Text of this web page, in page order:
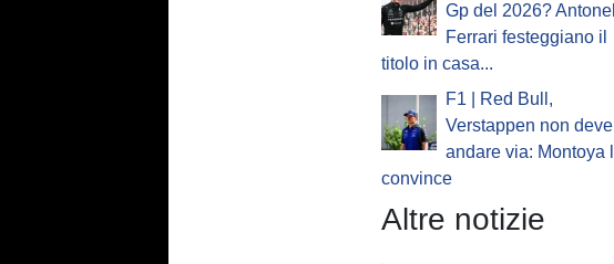
Gp del 2026?
Ferrari festeggiano il
titolo in casa...
F1 | Red Bull,
Verstappen non deve
andare via: Montoya
convince
Altre notizie